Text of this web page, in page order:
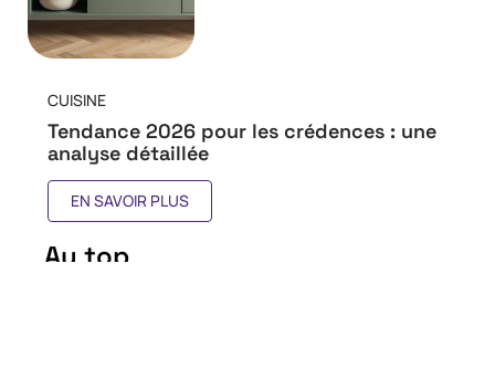
CUISINE
Tendance 2026 pour les crédences : une
analyse détaillée
EN SAVOIR PLUS
Au top